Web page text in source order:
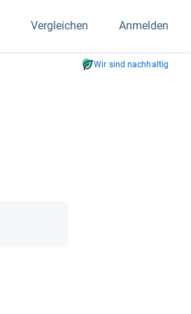
Vergleichen Anmelden
Wir sind nachhaltig